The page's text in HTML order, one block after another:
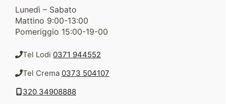
Lunedì – Sabato
Mattino 9:00-13:00
Pomeriggio 15:00-19-00
Tel Lodi 0371 944552
Tel Crema 0373 504107
320 34908888